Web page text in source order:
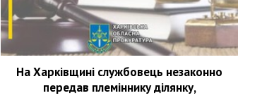
На Харківщині службовець незаконно
передав племіннику ділянку,